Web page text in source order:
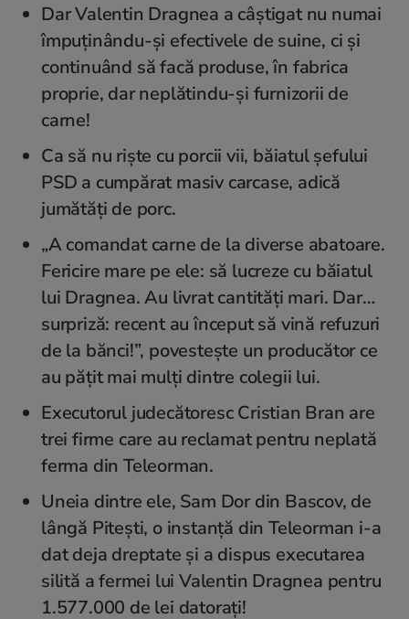
Dar Valentin Dragnea a câștigat nu numai
împuținându-și efectivele de suine, ci și
continuând să facă produse, în fabrica
proprie, dar neplătindu-și furnizorii de
carne!
Ca să nu riște cu porcii vii, băiatul șefului
PSD a cumpărat masiv carcase, adică
jumătăți de porc.
„A comandat carne de la diverse abatoare.
Fericire mare pe ele: să lucreze cu băiatul
lui Dragnea. Au livrat cantități mari. Dar…
surpriză: recent au început să vină refuzuri
de la bănci!”, povestește un producător ce
au pățit mai mulți dintre colegii lui.
Executorul judecătoresc Cristian Bran are
trei firme care au reclamat pentru neplată
ferma din Teleorman.
Uneia dintre ele, Sam Dor din Bascov, de
lângă Pitești, o instanță din Teleorman i-a
dat deja dreptate și a dispus executarea
silită a fermei lui Valentin Dragnea pentru
1.577.000 de lei datorați!